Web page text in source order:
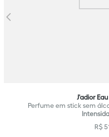
J'adior
Perfume em stick sem
R$